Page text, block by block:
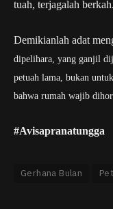
tuah, terjagalah berkah.
Demikianlah adat
dipelihara, yang ganjil
petuah lama, bukan
bahwa rumah wajib
#Avisapranatungga
Gerhana Bulan